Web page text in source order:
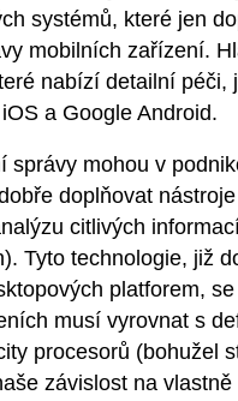
systémů, které jen
mobilních zařízení.
nabízí detailní péči,
a Google Android.
správy mohou v
doplňovat
citlivých
Tyto technologie, již
platforem,
musí vyrovnat s
procesorů (bohužel
závislost na vlastně